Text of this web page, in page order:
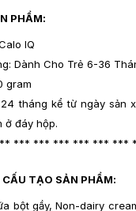
PHẨM:
IQ
Dành Cho Trẻ 6-36
gram
tháng kể từ ngày sản
ở đáy hộp.
*** *** *** *** *** ***
TẠO SẢN PHẨM:
bột gầy, Non-dairy